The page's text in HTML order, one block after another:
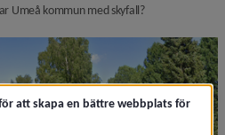
Umeå kommun med skyfall?nivå i
att skapa en bättre webbplats för